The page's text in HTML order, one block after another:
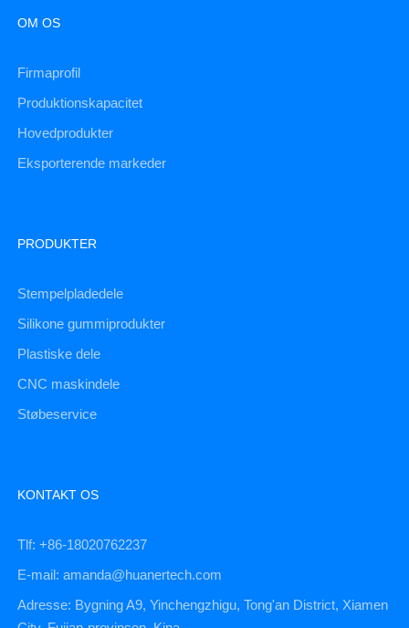
OM OS
Firmaprofil
Produktionskapacitet
Hovedprodukter
Eksporterende markeder
PRODUKTER
Stempelpladedele
Silikone gummiprodukter
Plastiske dele
CNC maskindele
Støbeservice
KONTAKT OS
Tlf: +86-18020762237
E-mail: amanda@huanertech.com
Adresse: Bygning A9, Yinchengzhigu, Tong'an District, Xiamen